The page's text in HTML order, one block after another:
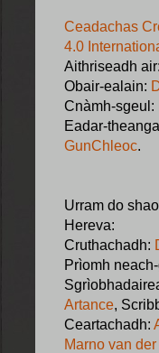
Ceadachas
4.0
Aithriseadh air:
Obair-ealain:
Cnàmh-sgeul:
Eadar-
GunChleoc.
Urram do
Hereva:
Cruthachadh:
Prìomh
Artance,
Ceartachadh:
Marno van